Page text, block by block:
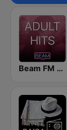
Beam FM - Adult Hits